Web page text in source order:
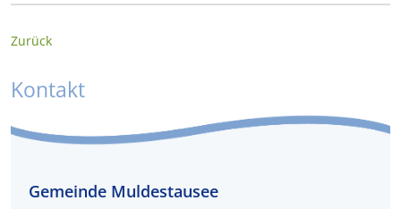
Zurück
Kontakt
Gemeinde Muldestausee